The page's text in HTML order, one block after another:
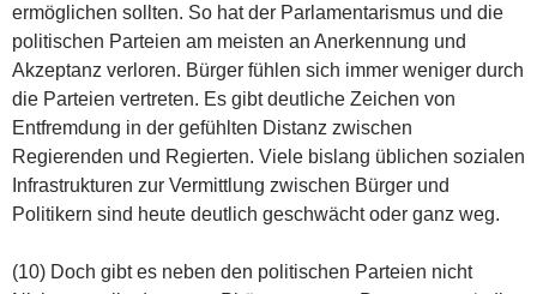
ermöglichen sollten. So hat der Parlamentarismus und die
politischen Parteien am meisten an Anerkennung und
Akzeptanz verloren. Bürger fühlen sich immer weniger durch
die Parteien vertreten. Es gibt deutliche Zeichen von
Entfremdung in der gefühlten Distanz zwischen
Regierenden und Regierten. Viele bislang üblichen sozialen
Infrastrukturen zur Vermittlung zwischen Bürger und
Politikern sind heute deutlich geschwächt oder ganz weg.
(10) Doch gibt es neben den politischen Parteien nicht